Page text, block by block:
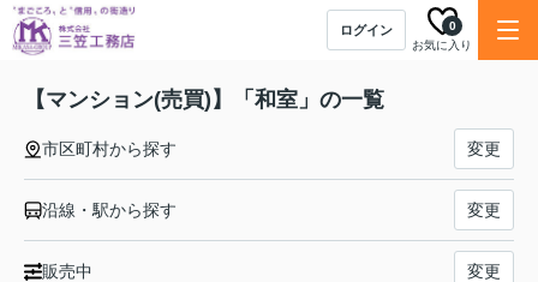
ログイン
お気に入り
0
【マンション(売買)】「和室」の一覧
市区町村から探す 変更
沿線・駅から探す 変更
販売中 変更